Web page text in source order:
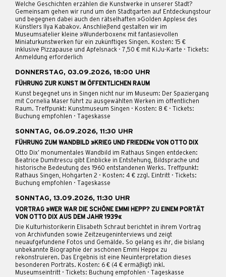
Welche Geschichten erzählen die Kunstwerke in unserer Stadt?
Gemeinsam gehen wir rund um den Stadtgarten auf Entdeckungstour
und begegnen dabei auch den rätselhaften »Golden Apples« des
Künstlers Ilya Kabakov. Anschließend gestalten wir im
Museumsatelier kleine »Wunderboxen« mit fantasievollen
Miniaturkunstwerken für ein zukünftiges Singen. Kosten: 15 €
inklusive Pizzapause und Apfelsnack · 7,50 € mit KiJu-Karte · Tickets:
Anmeldung erforderlich
DONNERSTAG, 03.09.2026, 18:00 UHR
FÜHRUNG ZUR KUNST IM ÖFFENTLICHEN RAUM
Kunst begegnet uns in Singen nicht nur im Museum: Der Spaziergang
mit Cornelia Maser führt zu ausgewählten Werken im öffentlichen
Raum. Treffpunkt: Kunstmuseum Singen · Kosten: 8 € · Tickets:
Buchung empfohlen · Tageskasse
SONNTAG, 06.09.2026, 11:30 UHR
FÜHRUNG ZUM WANDBILD »KRIEG UND FRIEDEN« VON OTTO DIX
Otto Dix’ monumentales Wandbild im Rathaus Singen entdecken:
Beatrice Dumitrescu gibt Einblicke in Entstehung, Bildsprache und
historische Bedeutung des 1960 entstandenen Werks. Treffpunkt:
Rathaus Singen, Hohgarten 2 · Kosten: 4 € zzgl. Eintritt · Tickets:
Buchung empfohlen · Tageskasse
SONNTAG, 13.09.2026, 11:30 UHR
VORTRAG »WER WAR DIE SCHÖNE EMMI HEPP? ZU EINEM PORTÄT
VON OTTO DIX AUS DEM JAHR 1939«
Die Kulturhistorikerin Elisabeth Schraut berichtet in ihrem Vortrag
von Archivfunden sowie Zeitzeugeninterviews und zeigt
neuaufgefundene Fotos und Gemälde. So gelang es ihr, die bislang
unbekannte Biographie der »schönen Emmi Hepp« zu
rekonstruieren. Das Ergebnis ist eine Neuinterpretation dieses
besonderen Porträts. Kosten: 6 € (4 € ermäßigt) inkl.
Museumseintritt · Tickets: Buchung empfohlen · Tageskasse